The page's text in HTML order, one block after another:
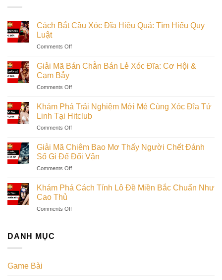
Cách Bắt Cầu Xóc Đĩa Hiệu Quả: Tìm Hiểu Quy
Luật
Comments Offon
Bắt
Đĩa
Quả:
Tìm
Giải Mã Bán Chẵn Bán Lẻ Xóc Đĩa: Cơ Hội &
Cạm Bẫy
Comments Offon
Mã
Bán
Chẵn
Bán
Xóc
Đĩa:
Cạm
Khám Phá Trải Nghiệm Mới Mẻ Cùng Xóc Đĩa Tứ
Linh Tại Hitclub
Comments Offon
Phá
Trải
Nghiệm
Mới
Cùng
Giải Mã Chiêm Bao Mơ Thấy Người Chết Đánh
Số Gì Để Đổi Vận
Comments Offon
Mã
Mơ
Khám Phá Cách Tính Lô Đề Miền Bắc Chuẩn Như
Cao Thủ
Comments Offon
DANH MỤC
Game Bài